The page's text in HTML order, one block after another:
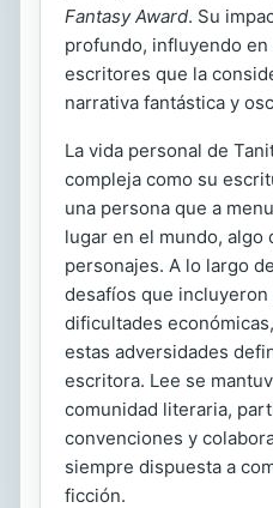
Fantasy Award. Su
profundo, influyendo
escritores que la
narrativa fantástica y
La vida personal de
compleja como su
una persona que a
lugar en el mundo, algo
personajes. A lo largo
desafíos que
dificultades
estas adversidades
escritora. Lee se
comunidad literaria,
convenciones y
siempre dispuesta a
ficción.